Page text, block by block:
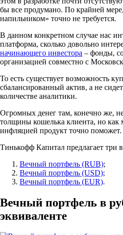
бы все продумано. По крайней
напильником» точно не требуется.
В данном конкретном случае нас
платформа, сколько довольно
начинающего инвестора – фонды,
организацией совместно с
То есть существует возможность
сбалансированный актив, а не
количестве аналитики.
Огромных денег там, конечно же,
толщины кошелька клиента, но как
инфляцией продукт точно поможет.
Тинькофф Капитал предлагает три
Вечный портфель (RUB);
Вечный портфель (USD);
Вечный портфель (EUR).
Вечный портфель в
эквиваленте